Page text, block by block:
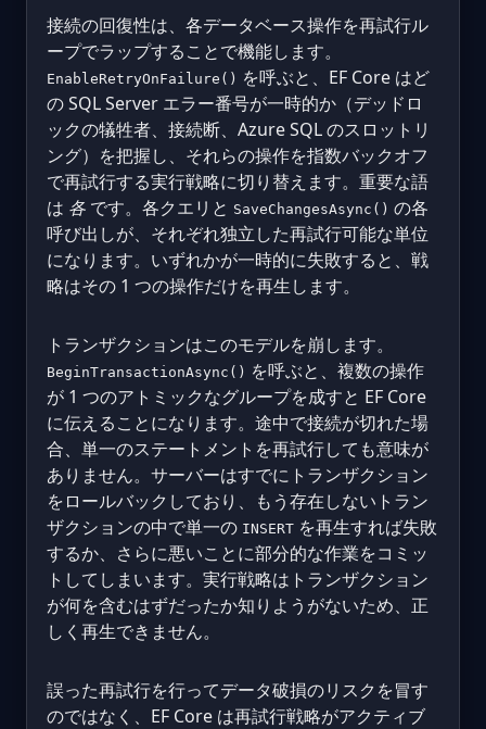
接続の回復性は、各データベース操作を再試行ル
ープでラップすることで機能します。
EnableRetryOnFailure() を呼ぶと、EF Core はど
の SQL Server エラー番号が一時的か（デッドロ
ックの犠牲者、接続断、Azure SQL のスロットリ
ング）を把握し、それらの操作を指数バックオフ
で再試行する実行戦略に切り替えます。重要な語
は 各 です。各クエリと SaveChangesAsync() の各
呼び出しが、それぞれ独立した再試行可能な単位
になります。いずれかが一時的に失敗すると、戦
略はその 1 つの操作だけを再生します。
トランザクションはこのモデルを崩します。
BeginTransactionAsync() を呼ぶと、複数の操作
が 1 つのアトミックなグループを成すと EF Core
に伝えることになります。途中で接続が切れた場
合、単一のステートメントを再試行しても意味が
ありません。サーバーはすでにトランザクション
をロールバックしており、もう存在しないトラン
ザクションの中で単一の INSERT を再生すれば失敗
するか、さらに悪いことに部分的な作業をコミッ
トしてしまいます。実行戦略はトランザクション
が何を含むはずだったか知りようがないため、正
しく再生できません。
誤った再試行を行ってデータ破損のリスクを冒す
のではなく、EF Core は再試行戦略がアクティブ